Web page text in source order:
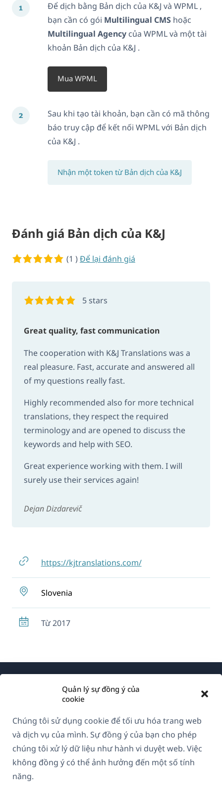
Quản lý sự đồng ý của
cookie
Chúng tôi sử dụng cookie để tối ưu hóa trang web
và dịch vụ của mình. Sự đồng ý của bạn cho phép
chúng tôi xử lý dữ liệu như hành vi duyệt web. Việc
không đồng ý có thể ảnh hưởng đến một số tính
năng.
Để dịch bằng Bản dịch của K&J và WPML ,
bạn cần có gói Multilingual CMS hoặc
Multilingual Agency của WPML và một tài
khoản Bản dịch của K&J .
Mua WPML
Sau khi tạo tài khoản, bạn cần có mã thông
báo truy cập để kết nối WPML với Bản dịch
của K&J .
Nhận một token từ Bản dịch của K&J
Đánh giá Bản dịch của K&J
5 of 5 stars
(1 )Để lại đánh giá
5 stars
Great quality, fast communication
The cooperation with K&J Translations was a
real pleasure. Fast, accurate and answered all
of my questions really fast.
Highly recommended also for more technical
translations, they respect the required
terminology and are opened to discuss the
keywords and help with SEO.
Great experience working with them. I will
surely use their services again!
Dejan Dizdarevič
https://kjtranslations.com/
Slovenia
Từ 2017
GDPR & Chính sách Bảo mật
Tham gia đội ngũ của chúng tôi(mở